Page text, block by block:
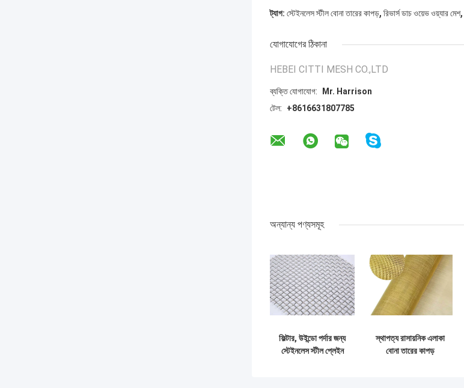
ট্যাগ: স্টেইনলেস স্টীল বোনা তারের কাপড়, রিভার্স ডাচ ওয়েভ ওয়্যার মেশ,
যোগাযোগের ঠিকানা
HEBEI CITTI MESH CO.,LTD
ব্যক্তি যোগাযোগ:
Mr. Harrison
টেল:
+8616631807785
অন্যান্য পণ্যসমূহ
ফিল্টার, উইন্ডো পর্দার জন্য
স্টেইনলেস স্টীল প্লেইন
স্থাপত্য রাসায়নিক এলাকা
বোনা তারের কাপড়